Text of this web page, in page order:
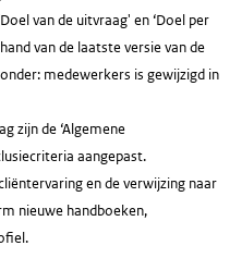
van de uitvraag' en ‘Doel per
van de laatste versie van de
medewerkers is gewijzigd in
zijn de ‘Algemene
aangepast.
en de verwijzing naar
nieuwe handboeken,